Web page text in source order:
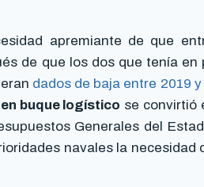
apremiante de que
de que los dos que tenía
dados de baja entre 2019
buque logístico se convirtió
Generales del
navales la